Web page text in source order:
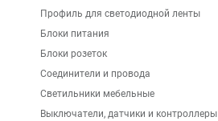
Профиль для светодиодной ленты
Блоки питания
Блоки розеток
Соединители и провода
Светильники мебельные
Выключатели, датчики и контроллеры